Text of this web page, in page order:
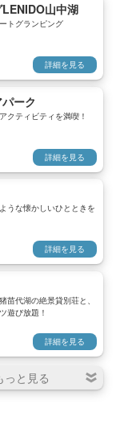
容（その日のベスト
午前：まずは水と
穏やかな流れのエリ
ックから選んで体
クライミングも
ながら、楽しみ方
できます。 午後：
で本格チャレンジ！
叫んで、全身で川を
。 午前午後どちらも
で構成することも可
度高くアレンジでき
ツアーの魅力！ 遊び
所要時間：約5〜6時
受付・装備フィッテ
はゆるーく川遊び 3.
びりランチタイム 4.
ィングで冒険モード
で解散！ ※BBQ・ア
ち込みはご遠慮く
力や年齢に応じて、
のない内容をご提案
山中湖
トグランピング
詳細を見る
ーク
クティビティを満喫！
詳細を見る
うな懐かしいひとときを
詳細を見る
苗代湖の絶景貸別荘と、
遊び放題！
詳細を見る